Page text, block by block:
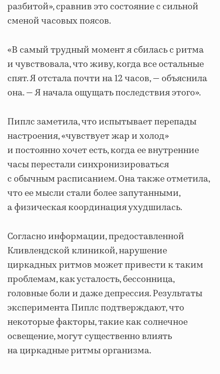
разбитой», сравнив это состояние с сильной
сменой часовых поясов.
«В самый трудный момент я сбилась с ритма
и чувствовала, что живу, когда все остальные
спят. Я отстала почти на 12 часов, — объяснила
она. — Я начала ощущать последствия этого».
Пиплс заметила, что испытывает перепады
настроения, «чувствует жар и холод»
и постоянно хочет есть, когда ее внутренние
часы перестали синхронизироваться
с обычным расписанием. Она также отметила,
что ее мысли стали более запутанными,
а физическая координация ухудшилась.
Согласно информации, предоставленной
Кливлендской клиникой, нарушение
циркадных ритмов может привести к таким
проблемам, как усталость, бессонница,
головные боли и даже депрессия. Результаты
эксперимента Пиплс подтверждают, что
некоторые факторы, такие как солнечное
освещение, могут существенно влиять
на циркадные ритмы организма.